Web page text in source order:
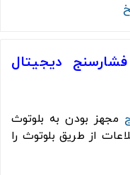
دیجیتال
مجهز بودن به بلوتوث
از طریق بلوتوث را